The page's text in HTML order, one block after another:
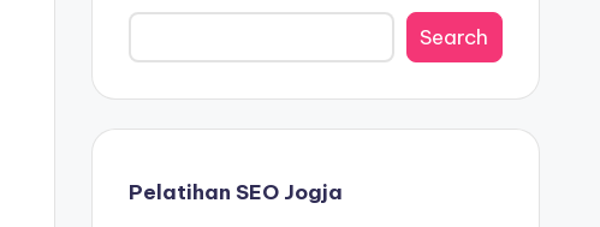
Search
Pelatihan SEO Jogja